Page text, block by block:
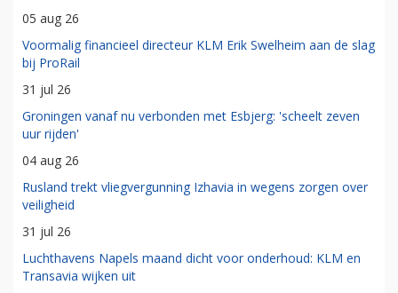
05 aug 26
Voormalig financieel directeur KLM Erik Swelheim aan de slag
bij ProRail
31 jul 26
Groningen vanaf nu verbonden met Esbjerg: 'scheelt zeven
uur rijden'
04 aug 26
Rusland trekt vliegvergunning Izhavia in wegens zorgen over
veiligheid
31 jul 26
Luchthavens Napels maand dicht voor onderhoud: KLM en
Transavia wijken uit